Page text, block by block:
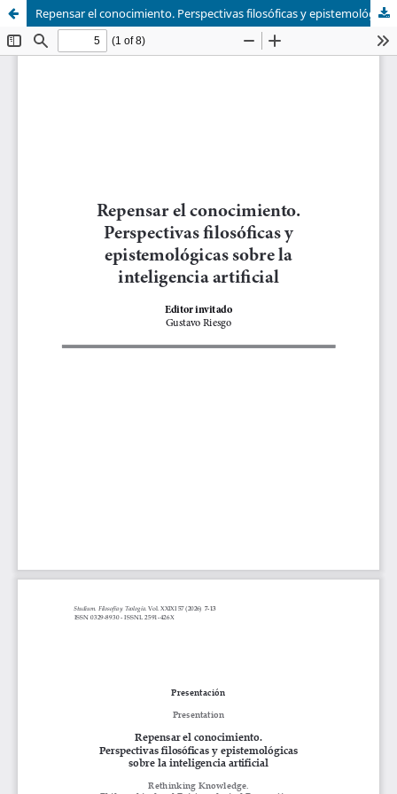
Repensar el conocimiento. Perspectivas filosóficas y epistemológicas sobre la inteligencia artificial